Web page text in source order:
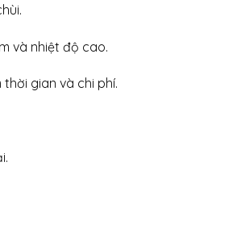
và nhiệt độ cao.
gian và chi phí.